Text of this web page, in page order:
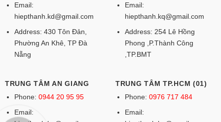
Email:
hiepthanh.kd@gmail.com
Address: 430 Tôn Đản,
Phường An Khê, TP Đà
Nẵng
Email:
hiepthanh.kq@gmail.com
Address: 254 Lê Hồng
Phong ,P.Thành Công
,TP.BMT
TRUNG TÂM AN GIANG
Phone: 0944 20 95 95
Email:
TRUNG TÂM TP.HCM (01)
Phone: 0976 717 484
Email: